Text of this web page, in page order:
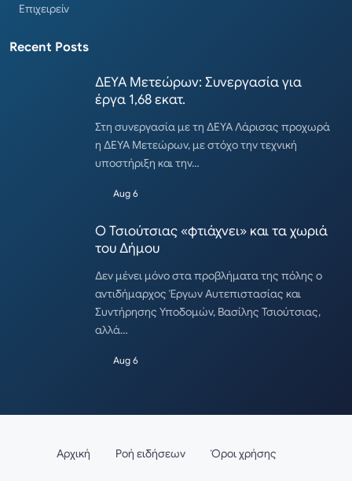
Επιχειρείν
Recent Posts
ΔΕΥΑ Μετεώρων: Συνεργασία για
έργα 1,68 εκατ.
Στη συνεργασία με τη ΔΕΥΑ Λάρισας προχωρά
η ΔΕΥΑ Μετεώρων, με στόχο την τεχνική
υποστήριξη και την…
Aug 6
Ο Τσιούτσιας «φτιάχνει» και τα χωριά
του Δήμου
Δεν μένει μόνο στα προβλήματα της πόλης ο
αντιδήμαρχος Έργων Αυτεπιστασίας και
Συντήρησης Υποδομών, Βασίλης Τσιούτσιας,
αλλά…
Aug 6
Αρχική Ροή ειδήσεων Όροι χρήσης